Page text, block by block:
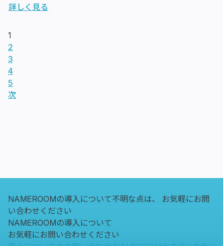
詳しく見る
1
2
3
4
5
次
NAMEROOMの導入について不明な点は、
お気軽にお問
い合わせください
NAMEROOMの導入について
お気軽にお問い合わせください